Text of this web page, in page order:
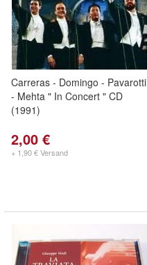
Carreras - Domingo - Pavarotti
- Mehta " In Concert " CD
(1991)
2,00 €
+ 1,90 € Versand